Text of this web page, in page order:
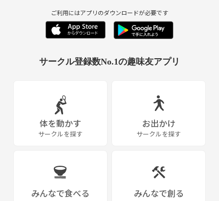
ご利用にはアプリのダウンロードが必要です
サークル登録数No.1の趣味友アプリ
体を動かす
サークルを探す
お出かけ
サークルを探す
みんなで食べる みんなで創る